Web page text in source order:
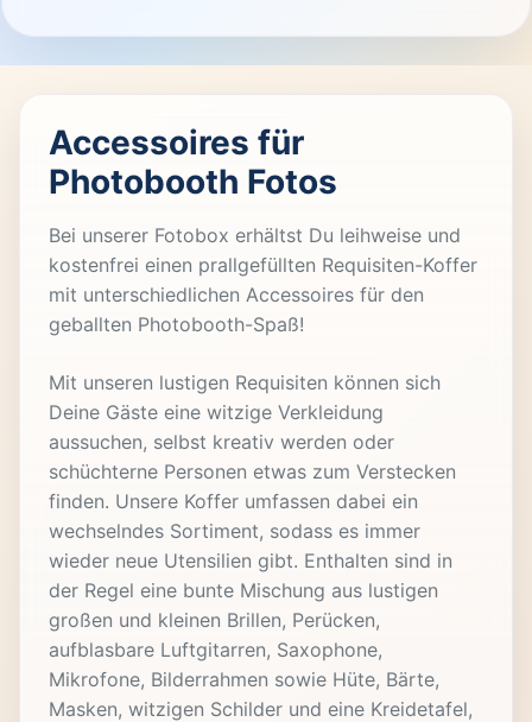
Accessoires für
Photobooth Fotos
Bei unserer Fotobox erhältst Du leihweise und
kostenfrei einen prallgefüllten Requisiten-Koffer
mit unterschiedlichen Accessoires für den
geballten Photobooth-Spaß!
Mit unseren lustigen Requisiten können sich
Deine Gäste eine witzige Verkleidung
aussuchen, selbst kreativ werden oder
schüchterne Personen etwas zum Verstecken
finden. Unsere Koffer umfassen dabei ein
wechselndes Sortiment, sodass es immer
wieder neue Utensilien gibt. Enthalten sind in
der Regel eine bunte Mischung aus lustigen
großen und kleinen Brillen, Perücken,
aufblasbare Luftgitarren, Saxophone,
Mikrofone, Bilderrahmen sowie Hüte, Bärte,
Masken, witzigen Schilder und eine Kreidetafel,